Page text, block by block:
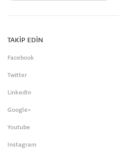
TAKİP EDİN
Facebook
Twitter
LinkedIn
Google+
Youtube
Instagram